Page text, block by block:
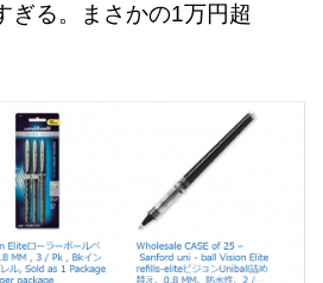
ぎる。まさかの1万円超